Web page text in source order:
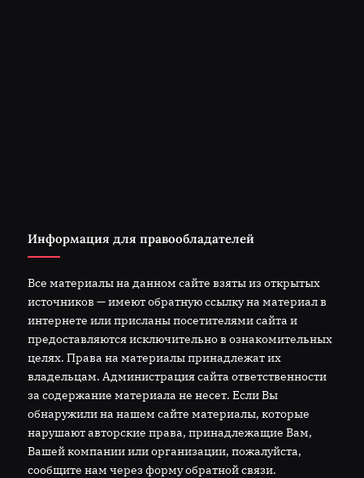
Информация для правообладателей
Все материалы на данном сайте взяты из открытых
источников — имеют обратную ссылку на материал в
интернете или присланы посетителями сайта и
предоставляются исключительно в ознакомительных
целях. Права на материалы принадлежат их
владельцам. Администрация сайта ответственности
за содержание материала не несет. Если Вы
обнаружили на нашем сайте материалы, которые
нарушают авторские права, принадлежащие Вам,
Вашей компании или организации, пожалуйста,
сообщите нам через форму обратной связи.